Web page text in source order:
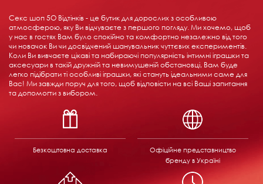
Секс шоп 5О Відтінків - це бутик для дорослих з особливою
атмосферою, яку Ви відчуваєте з першого погляду. Ми хочемо, щоб
у нас в гостях Вам було спокійно та комфортно незалежно від того
чи новачок Ви чи досвідчений шанувальник чуттєвих експериментів.
Коли Ви вивчаєте цікаві та набираючі популярність інтимні іграшки та
аксесуари в такій дружній та невимушеній обстановці, Вам буде
легко підібрати ті особливі іграшки, які стануть ідеальними саме для
Вас! Ми завжди поруч для того, щоб відповісти на всі Ваші запитання
та допомогти з вибором.
Безкоштовна доставка
Офіційне представництво
бренду в Україні